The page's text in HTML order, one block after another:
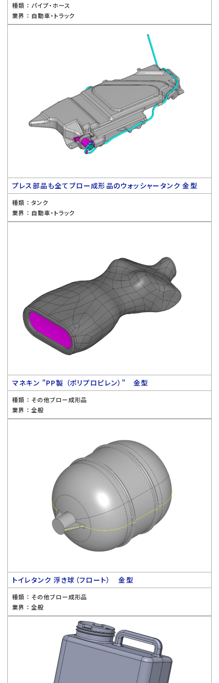
種類 ： パイプ・ホース
業界 ： 自動車・トラック
プレス部品も全てブロー成形品のウォッシャータンク 金型
種類 ： タンク
業界 ： 自動車・トラック
マネキン ”PP製 （ポリプロピレン）” 金型
種類 ： その他ブロー成形品
業界 ： 全般
トイレタンク 浮き球（フロート） 金型
種類 ： その他ブロー成形品
業界 ： 全般